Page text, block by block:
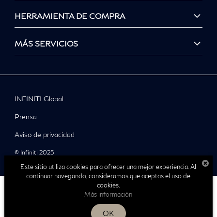
HERRAMIENTA DE COMPRA
MÁS SERVICIOS
INFINITI Global
Prensa
Aviso de privacidad
© Infiniti 2025
México 89369| Ventas:
Este sitio utiliza cookies para ofrecer una mejor experiencia. Al
continuar navegando, consideramos que aceptas el uso de
cookies.
Más información
OK